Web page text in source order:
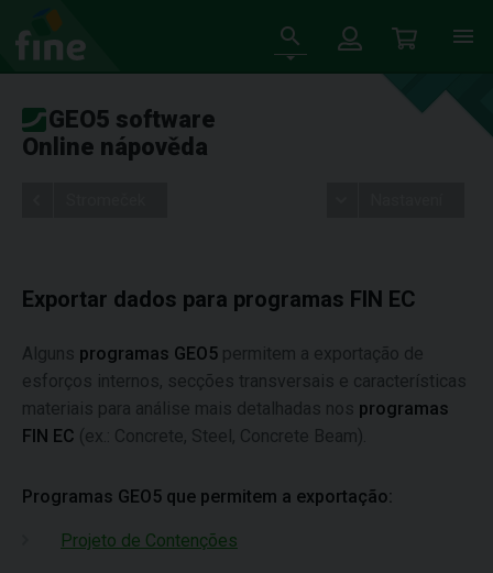
GEO5 software
Online nápověda
Exportar dados para programas FIN EC
Alguns programas GEO5 permitem a exportação de
esforços internos, secções transversais e características
materiais para análise mais detalhadas nos programas
FIN EC (ex.: Concrete, Steel, Concrete Beam).
Programas GEO5 que permitem a exportação:
Projeto de Contenções